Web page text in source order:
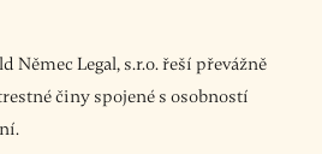
Němec Legal, s.r.o. řeší převážně
činy spojené s osobností